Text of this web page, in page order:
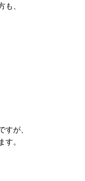
、
が、
。